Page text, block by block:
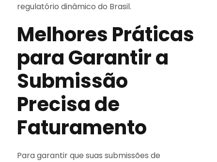
regulatório dinâmico do Brasil.
Melhores Práticas
para Garantir a
Submissão
Precisa de
Faturamento
Para garantir que suas submissões de